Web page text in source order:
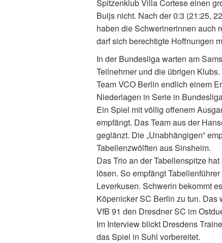
Spitzenklub Villa Cortese einen
Buijs nicht. Nach der 0:3 (21:25,
haben die Schwerinerinnen auch
darf sich berechtigte Hoffnungen
In der Bundesliga warten am
Teilnehmer und die übrigen
Team VCO Berlin endlich einem
Niederlagen in Serie in
Ein Spiel mit völlig offenem
empfängt. Das Team aus der
geglänzt. Die „Unabhängigen”
Tabellenzwölften aus Sinsheim.
Das Trio an der Tabellenspitze
lösen. So empfängt
Leverkusen. Schwerin bekommt
Köpenicker SC Berlin zu tun.
VfB 91 den Dresdner SC im
Im Interview blickt Dresdens
das Spiel in Suhl vorbereitet.